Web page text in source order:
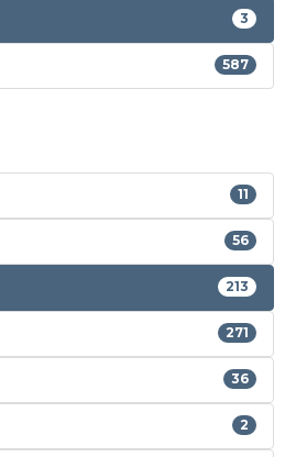
3
587
11
56
213
271
36
2